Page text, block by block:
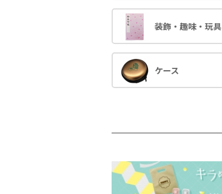
装飾・趣味・玩具
ケース